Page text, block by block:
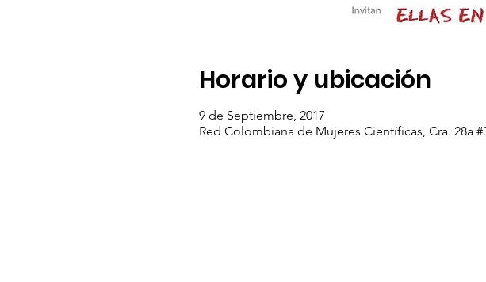
Horario y ubicación
9 de Septiembre, 2017
Red Colombiana de Mujeres Científicas, Cra. 28a